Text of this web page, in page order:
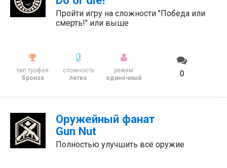
Пройти игру на сложности "Победа или
смерть!" или выше
тип трофея
бронза
сложность
легко
режим
одиночный
0
Оружейный фанат
Gun Nut
Полностью улучшить всё оружие